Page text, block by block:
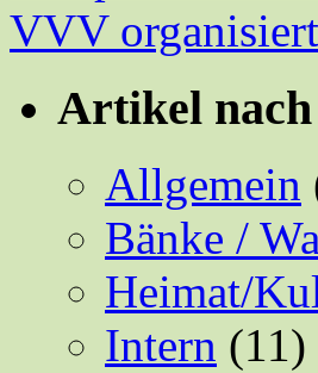
VVV
Artikel
Allgemein
Bänke /
Heimat/
Intern (11)